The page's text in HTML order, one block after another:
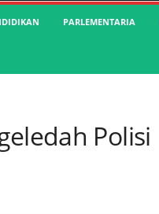
PARLEMENTARIA
Polisi